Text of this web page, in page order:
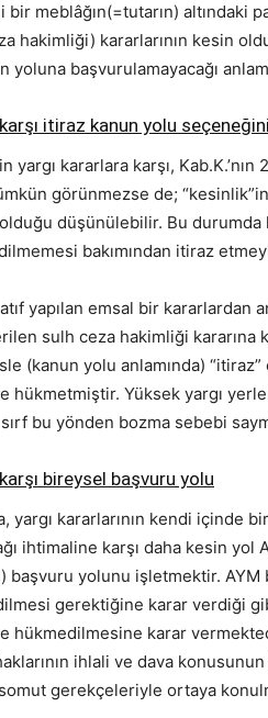
meblâğın(=tutarın) altındaki
hakimliği) kararlarının kesin
yoluna başvurulamayacağı
itiraz kanun yolu
yargı kararlara karşı,
görünmezse de;
düşünülebilir. Bu
bakımından itiraz
yapılan emsal bir kararlardan
sulh ceza hakimliği kararına
(kanun yolu anlamında)
hükmetmiştir. Yüksek yargı
bu yönden bozma sebebi
bireysel başvuru yolu
yargı kararlarının kendi içinde
ihtimaline karşı daha kesin yol
başvuru yolunu işletmektir. AYM
gerektiğine karar verdiği
hükmedilmesine karar
ihlali ve dava
somut gerekçeleriyle ortaya